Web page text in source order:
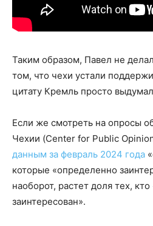
Таким образом, Павел не
том, что чехи устали
цитату Кремль просто
Если же смотреть на опросы
Чехии (Center for Public
данным за февраль 2024 года
которые «определенно
наоборот, растет доля тех, кто
заинтересован».